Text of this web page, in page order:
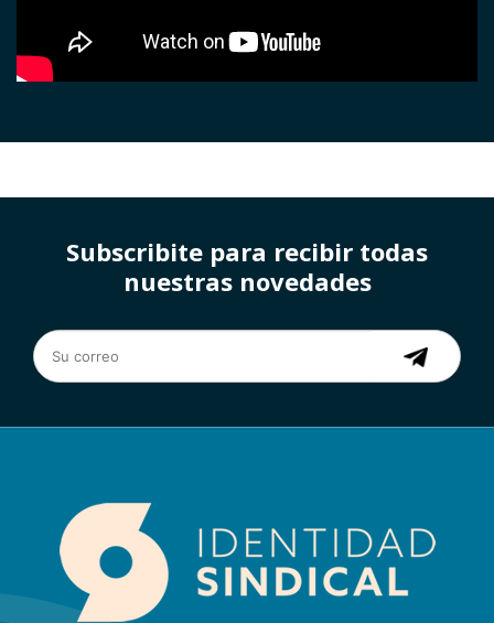
Subscribite para recibir todas
nuestras novedades